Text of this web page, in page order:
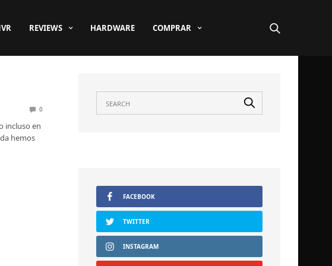
REVIEWS HARDWARE COMPRAR
0
incluso en
hemos
FACEBOOK
TWITTER
INSTAGRAM